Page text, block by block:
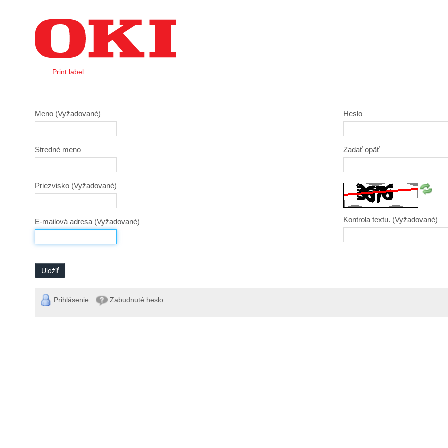
Login
Print label
Meno (Vyžadované)
Stredné meno
Priezvisko (Vyžadované)
E-mailová adresa (Vyžadované)
Heslo
Zadať opäť
Kontrola textu. (Vyžadované)
Uložiť
Prihlásenie Zabudnuté heslo